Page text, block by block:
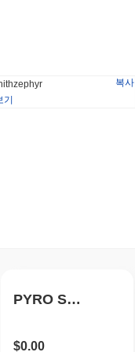
복사
PYRO SHIBA INU
$0.00